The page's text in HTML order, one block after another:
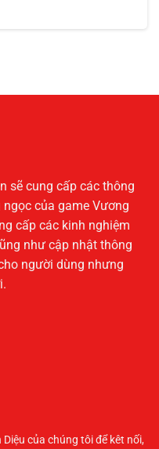
sẽ cung cấp các thông
của game Vương
cấp các kinh nghiệm
như cập nhật thông
người dùng nhưng
của chúng tôi để kêt nối,